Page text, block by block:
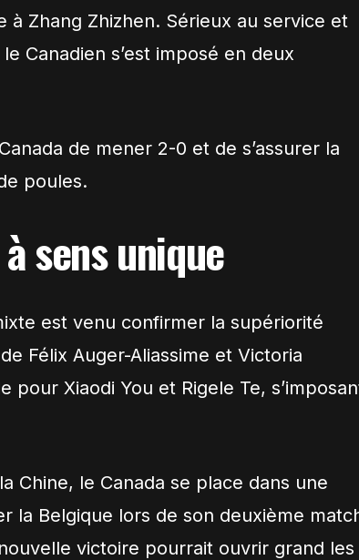
à Zhang Zhizhen. Sérieux au service et
Canadien s’est imposé en deux
de mener 2-0 et de s’assurer la
poules.
sens unique
est venu confirmer la supériorité
Félix Auger-Aliassime et Victoria
pour Xiaodi You et Rigele Te,
Chine, le Canada se place dans une
la Belgique lors de son deuxième
victoire pourrait ouvrir grand les